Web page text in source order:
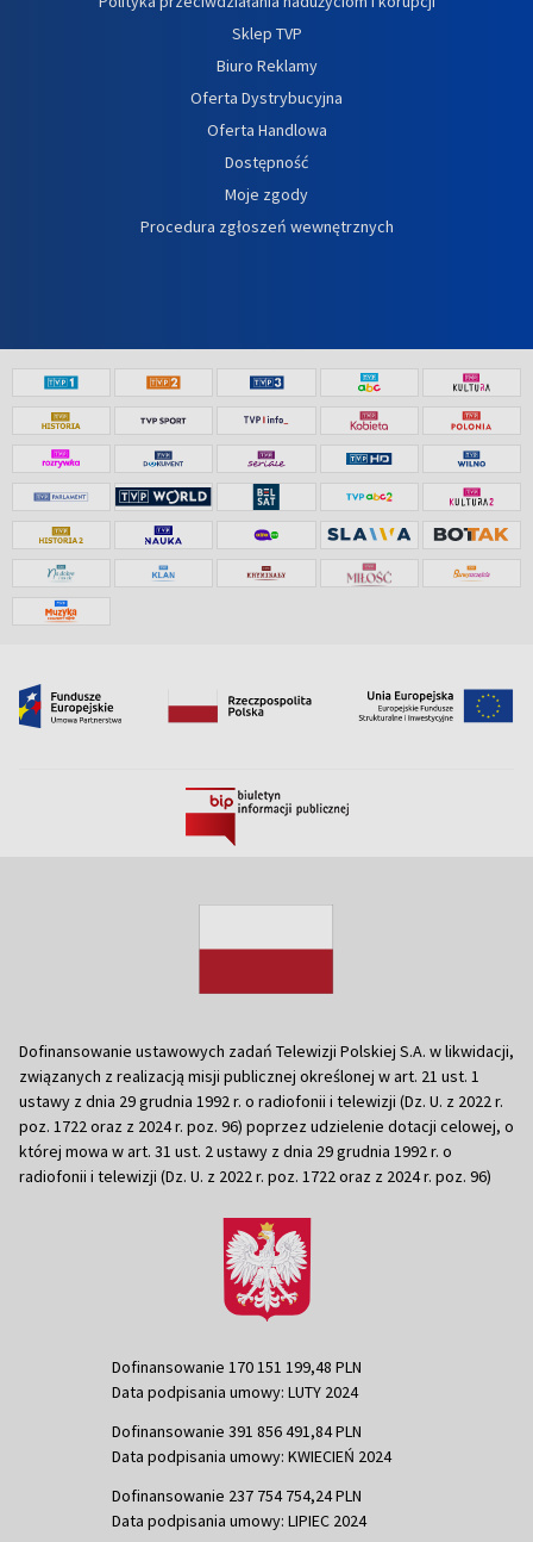
Sklep TVP
Biuro Reklamy
Oferta Dystrybucyjna
Oferta Handlowa
Dostępność
Moje zgody
Procedura zgłoszeń wewnętrznych
Dofinansowanie ustawowych zadań Telewizji Polskiej S.A. w likwidacji,
związanych z realizacją misji publicznej określonej w art. 21 ust. 1
ustawy z dnia 29 grudnia 1992 r. o radiofonii i telewizji (Dz. U. z 2022 r.
poz. 1722 oraz z 2024 r. poz. 96) poprzez udzielenie dotacji celowej, o
której mowa w art. 31 ust. 2 ustawy z dnia 29 grudnia 1992 r. o
radiofonii i telewizji (Dz. U. z 2022 r. poz. 1722 oraz z 2024 r. poz. 96)
Dofinansowanie 170 151 199,48 PLN
Data podpisania umowy: LUTY 2024
Dofinansowanie 391 856 491,84 PLN
Data podpisania umowy: KWIECIEŃ 2024
Dofinansowanie 237 754 754,24 PLN
Data podpisania umowy: LIPIEC 2024